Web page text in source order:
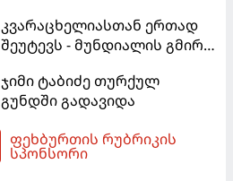
კვარაცხელიასთან ერთად
შეუტევს - მუნდიალის გმირი
გახდება
ჯიმი ტაბიძე თურქულ
გუნდში გადავიდა
ფეხბურთის რუბრიკის
სპონსორი